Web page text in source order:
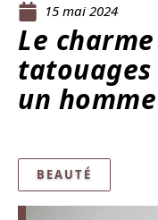
15 mai 2024
Le
un homme
BEAUTÉ